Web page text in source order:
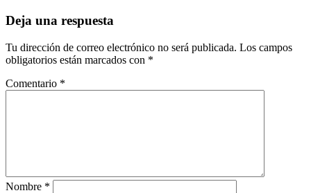
Deja una respuesta
Tu dirección de correo electrónico no será publicada. Los campos
obligatorios están marcados con *
Comentario *
Nombre *